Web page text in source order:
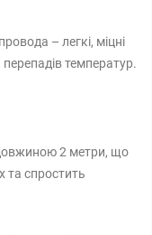
– легкі, міцні
перепадів температур.
2 метри, що
та спростить